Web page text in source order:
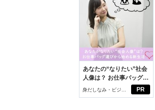
PR
あなたの“なりたい”社会
人像は？ お仕事バッグ選
びから始める新生活
身だしなみ・ビジネ
スアイテム